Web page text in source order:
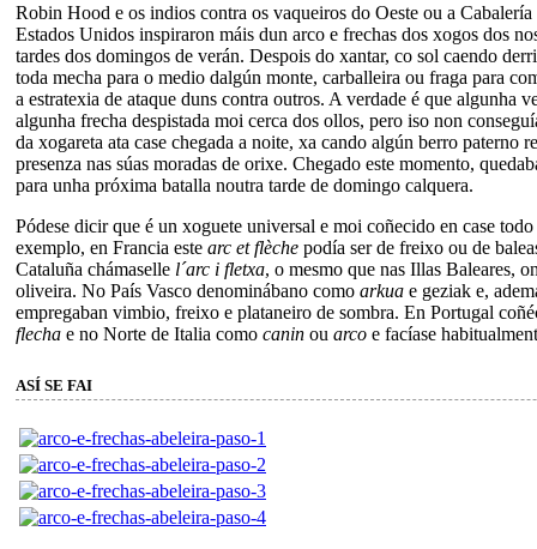
Robin Hood e os indios contra os vaqueiros do Oeste ou a
Estados Unidos inspiraron máis dun arco e frechas dos xogos dos
tardes dos domingos de verán. Despois do xantar, co sol caendo
toda mecha para o medio dalgún monte, carballeira ou fraga para
a estratexia de ataque duns contra outros. A verdade é que algunha
algunha frecha despistada moi cerca dos ollos, pero iso non
da xogareta ata case chegada a noite, xa cando algún berro paterno
presenza nas súas moradas de orixe. Chegado este momento,
para unha próxima batalla noutra tarde de domingo calquera.
Pódese dicir que é un xoguete universal e moi coñecido en case
exemplo, en Francia este arc et flèche podía ser de freixo ou de
Cataluña chámaselle l´arc i fletxa, o mesmo que nas Illas Baleares,
oliveira. No País Vasco denominábano como arkua e geziak e,
empregaban vimbio, freixo e plataneiro de sombra. En Portugal
flecha e no Norte de Italia como canin ou arco e facíase
ASÍ SE FAI